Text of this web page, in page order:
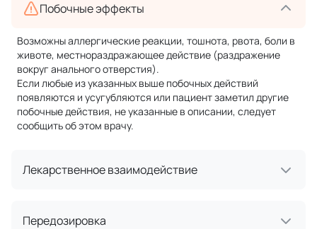
Побочные эффекты
Возможны аллергические реакции, тошнота, рвота, боли в
животе, местнораздражающее действие (раздражение
вокруг анального отверстия).
Если любые из указанных выше побочных действий
появляются и усугубляются или пациент заметил другие
побочные действия, не указанные в описании, следует
сообщить об этом врачу.
Лекарственное взаимодействие
Передозировка